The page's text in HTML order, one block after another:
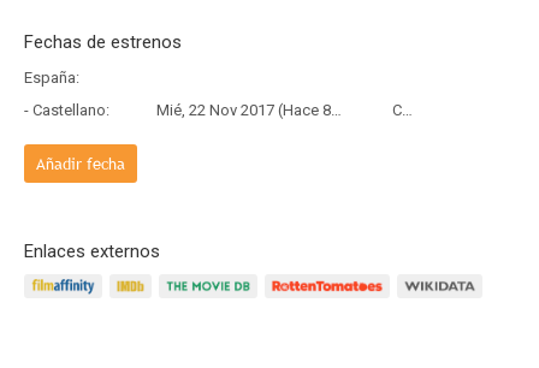
Fechas de estrenos
España:
- Castellano:
Mié, 22 Nov 2017 (Hace 8 años y 8 meses) Copia Física
Añadir fecha
Enlaces externos